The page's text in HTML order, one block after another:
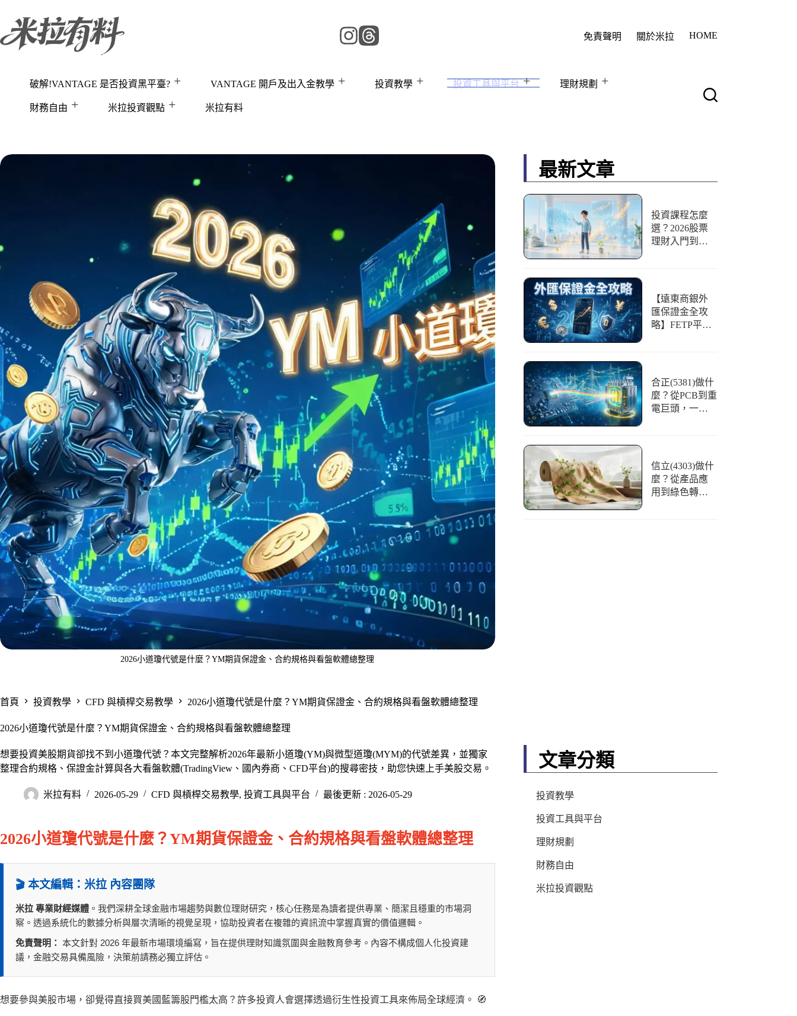
主
免責聲明 關於米拉 HOME
破解!VANTAGE 是否投資黑平臺? VANTAGE 開戶及出入金教學 投資教學 投資工具與平台 理財規劃
財務自由 米拉投資觀點 米拉有料
2026小道瓊代號是什麼？YM期貨保證金、合約規格與看盤軟體總整理
首頁 投資教學 CFD 與槓桿交易教學 2026小道瓊代號是什麼？YM期貨保證金、合約規格與看盤軟體總整理
2026小道瓊代號是什麼？YM期貨保證金、合約規格與看盤軟體總整理
想要投資美股期貨卻找不到小道瓊代號？本文完整解析2026年最新小道瓊(YM)與微型道瓊(MYM)的代號差異，並獨家
整理合約規格、保證金計算與各大看盤軟體(TradingView、國內券商、CFD平台)的搜尋密技，助您快速上手美股交易。
米拉有料 2026-05-29 CFD 與槓桿交易教學, 投資工具與平台 最後更新 : 2026-05-29
2026小道瓊代號是什麼？YM期貨保證金、合約規格與看盤軟體總整理
🎬 本文編輯：米拉 內容團隊
米拉 專業財經媒體 。我們深耕全球金融市場趨勢與數位理財研究，核心任務是為讀者提供專業、簡潔且穩重的市場洞
察。透過系統化的數據分析與層次清晰的視覺呈現，協助投資者在複雜的資訊流中掌握真實的價值邏輯。
免責聲明： 本文針對 2026 年最新市場環境編寫，旨在提供理財知識氛圍與金融教育參考。內容不構成個人化投資建
議，金融交易具備風險，決策前請務必獨立評估。
想要參與美股市場，卻覺得直接買美國藍籌股門檻太高？許多投資人會選擇透過衍生性投資工具來佈局全球經濟。 🧭
最新文章
投資課程怎麼
選？2026股票
理財入門到實
【遠東商銀外
匯保證金全攻
略】FETP平台
合正(5381)做什
麼？從PCB到重
電巨頭，一文
信立(4303)做什
麼？從產品應
用到綠色轉
文章分類
投資教學
投資工具與平台
理財規劃
財務自由
米拉投資觀點